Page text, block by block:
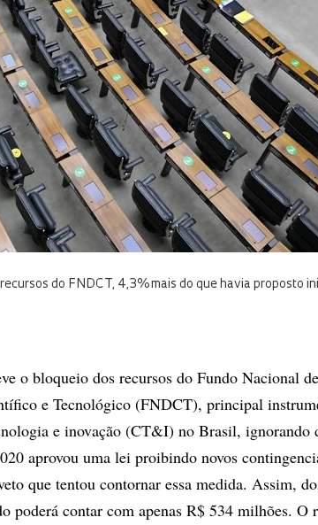
do FNDCT, 4,3% mais do que havia proposto
o bloqueio dos recursos do Fundo Nacional de
e Tecnológico (FNDCT), principal
e inovação (CT&I) no Brasil, ignorando
aprovou uma lei proibindo novos
que tentou contornar essa medida. Assim,
poderá contar com apenas R$ 534 milhões. O